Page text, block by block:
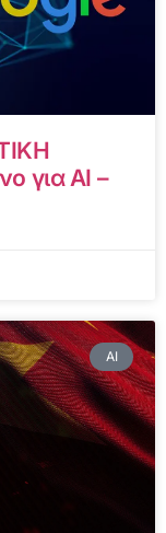
για AI –
AI